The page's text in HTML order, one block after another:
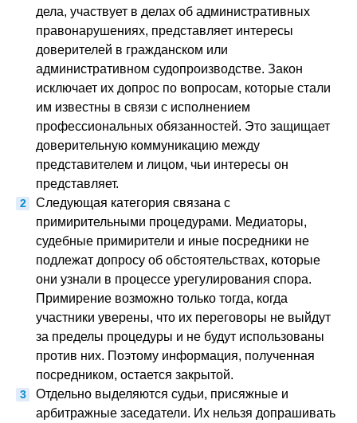
дела, участвует в делах об административных
правонарушениях, представляет интересы
доверителей в гражданском или
административном судопроизводстве. Закон
исключает их допрос по вопросам, которые стали
им известны в связи с исполнением
профессиональных обязанностей. Это защищает
доверительную коммуникацию между
представителем и лицом, чьи интересы он
представляет.
Следующая категория связана с
примирительными процедурами. Медиаторы,
судебные примирители и иные посредники не
подлежат допросу об обстоятельствах, которые
они узнали в процессе урегулирования спора.
Примирение возможно только тогда, когда
участники уверены, что их переговоры не выйдут
за пределы процедуры и не будут использованы
против них. Поэтому информация, полученная
посредником, остается закрытой.
Отдельно выделяются судьи, присяжные и
арбитражные заседатели. Их нельзя допрашивать